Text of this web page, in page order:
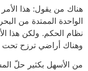
هناك من يقول: هذا
الواحدة الممتدة من
نظام الحكم. ولكن هذا
وهناك أراضي ترزح تحت
من الأسهل بكثير حلّ